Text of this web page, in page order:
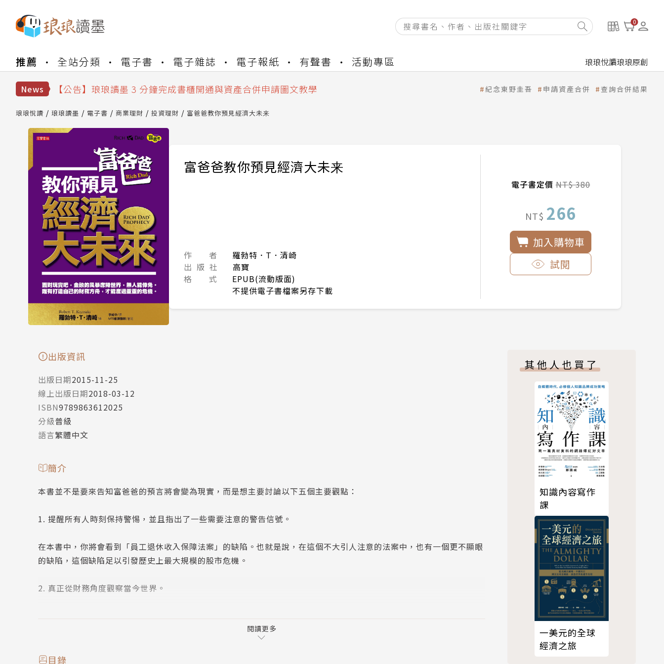
0
推薦 全站分類 電子書 電子雜誌 電子報紙 有聲書 活動專區 琅琅悅讀琅琅原創
News
【公告】琅琅讀墨數位閱讀資產合併與書櫃開通申請
【公告】琅琅讀墨 3 分鐘完成書櫃開通與資產合併申請圖文教學
【公告】琅琅讀墨數位閱讀資產合併與書櫃開通申請
紀念東野圭吾 申請資產合併 查詢合併結果
琅琅悅讀 琅琅讀墨 電子書 商業理財 投資理財 富爸爸教你預見經濟大未来
富爸爸教你預見經濟大未来
作 者
羅勃特．T．清崎
出 版 社
高寶
格 式
EPUB(流動版面)
不提供電子書檔案另存下載
電子書定價NT$ 380
NT$ 266
加入購物車
試閱
出版資訊
出版日期2015-11-25
線上出版日期2018-03-12
ISBN9789863612025
分級普級
語言繁體中文
簡介
本書並不是要來告知富爸爸的預言將會變為現實，而是想主要討論以下五個主要觀點：
1. 提醒所有人時刻保持警惕，並且指出了一些需要注意的警告信號。
在本書中，你將會看到「員工退休收入保障法案」的缺陷。也就是說，在這個不大引人注意的法案中，也有一個更不顯眼
的缺陷，這個缺陷足以引發歷史上最大規模的股市危機。
2. 真正從財務角度觀察當今世界。
比如全美嬰兒潮中出生的七千五百萬人，如果算上同期的合法與非法移民，這個數字就要上升到八千三百萬人。他們都即
將步入老年，而且很多人的壽命將會比自己的父輩延長許多。接著，富爸爸可能會問，他們之中究竟多少人有足夠的資產
供自己退休以後享用？保守一點的估計是，現在他們中擁有足夠資產的人不到四○％。
閱讀更多
目錄
其他人也買了
知識內容寫作
課
一美元的全球
經濟之旅